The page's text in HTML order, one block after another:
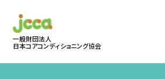
一般財団法人
日本コアコンディショニング協会